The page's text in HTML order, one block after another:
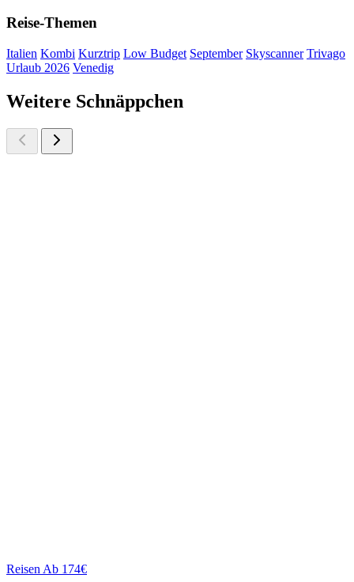
Reise-Themen
Italien Kombi Kurztrip Low Budget September Skyscanner Trivago
Urlaub 2026 Venedig
Weitere Schnäppchen
Reisen Ab 174€